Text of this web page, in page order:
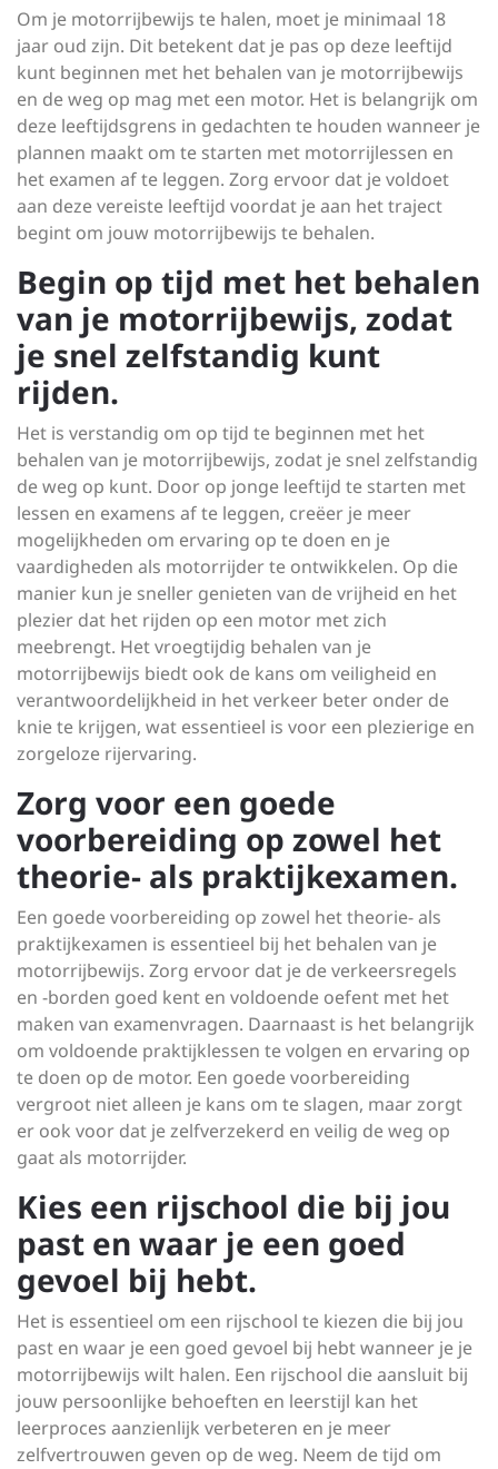
Om je motorrijbewijs te halen, moet je minimaal 18
jaar oud zijn. Dit betekent dat je pas op deze leeftijd
kunt beginnen met het behalen van je motorrijbewijs
en de weg op mag met een motor. Het is belangrijk om
deze leeftijdsgrens in gedachten te houden wanneer je
plannen maakt om te starten met motorrijlessen en
het examen af te leggen. Zorg ervoor dat je voldoet
aan deze vereiste leeftijd voordat je aan het traject
begint om jouw motorrijbewijs te behalen.
Begin op tijd met het behalen
van je motorrijbewijs, zodat
je snel zelfstandig kunt
rijden.
Het is verstandig om op tijd te beginnen met het
behalen van je motorrijbewijs, zodat je snel zelfstandig
de weg op kunt. Door op jonge leeftijd te starten met
lessen en examens af te leggen, creëer je meer
mogelijkheden om ervaring op te doen en je
vaardigheden als motorrijder te ontwikkelen. Op die
manier kun je sneller genieten van de vrijheid en het
plezier dat het rijden op een motor met zich
meebrengt. Het vroegtijdig behalen van je
motorrijbewijs biedt ook de kans om veiligheid en
verantwoordelijkheid in het verkeer beter onder de
knie te krijgen, wat essentieel is voor een plezierige en
zorgeloze rijervaring.
Zorg voor een goede
voorbereiding op zowel het
theorie- als praktijkexamen.
Een goede voorbereiding op zowel het theorie- als
praktijkexamen is essentieel bij het behalen van je
motorrijbewijs. Zorg ervoor dat je de verkeersregels
en -borden goed kent en voldoende oefent met het
maken van examenvragen. Daarnaast is het belangrijk
om voldoende praktijklessen te volgen en ervaring op
te doen op de motor. Een goede voorbereiding
vergroot niet alleen je kans om te slagen, maar zorgt
er ook voor dat je zelfverzekerd en veilig de weg op
gaat als motorrijder.
Kies een rijschool die bij jou
past en waar je een goed
gevoel bij hebt.
Het is essentieel om een rijschool te kiezen die bij jou
past en waar je een goed gevoel bij hebt wanneer je je
motorrijbewijs wilt halen. Een rijschool die aansluit bij
jouw persoonlijke behoeften en leerstijl kan het
leerproces aanzienlijk verbeteren en je meer
zelfvertrouwen geven op de weg. Neem de tijd om